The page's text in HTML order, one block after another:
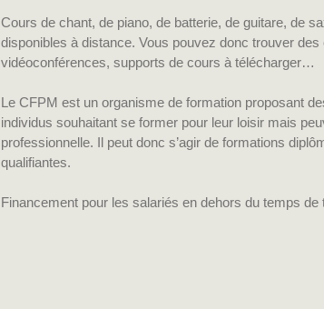
Cours de chant, de piano, de batterie, de guitare, de
disponibles à distance. Vous pouvez donc trouver
vidéoconférences, supports de cours à télécharger…
Le CFPM est un organisme de formation proposant
individus souhaitant se former pour leur loisir mais
professionnelle. Il peut donc s’agir de formations
qualifiantes.
Financement pour les salariés en dehors du temps de